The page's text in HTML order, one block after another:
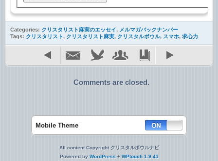
Categories: クリスタリスト麻実のエッセイ, メルマガバックナンバー
Tags: クリスタリスト, クリスタリスト麻実, クリスタルボウル, スマホ, 求心力
Comments are closed.
Mobile Theme
All content Copyright クリスタルボウルナビ
Powered by WordPress + WPtouch 1.9.41